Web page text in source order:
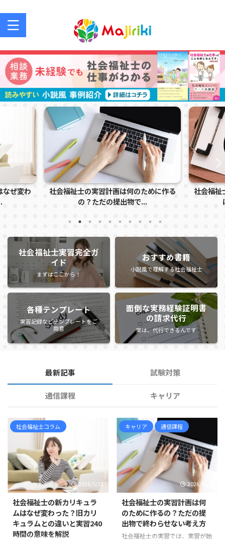
なぜ変わ
社会福祉士の実習計画は何のために作る
の？ただの提出物で...
社会福祉
社会福祉士実習完全ガ
イド
まずはここから！
おすすめ書籍
小説風で理解する社会福祉士
各種テンプレート
実習記録などテンプレートをご
用意
面倒な実務経験証明書
の請求代行
実は、代行できるんです
最新記事 試験対策
通信課程 キャリア
社会福祉士コラム
2026/5/21
社会福祉士の新カリキュラ
ムはなぜ変わった？旧カリ
キュラムとの違いと実習240
時間の意味を解説
キャリア 通信課程
2026/4/28
社会福祉士の実習計画は何
のために作るの？ただの提
出物で終わらせない考え方
社会福祉士の実習では、実習が始